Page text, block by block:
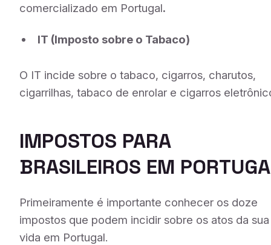
comercializado em Portugal.
IT (Imposto sobre o Tabaco)
O IT incide sobre o tabaco, cigarros, charutos,
cigarrilhas, tabaco de enrolar e cigarros
IMPOSTOS PARA
BRASILEIROS EM
Primeiramente é importante conhecer os doze
impostos que podem incidir sobre os atos da sua
vida em Portugal.